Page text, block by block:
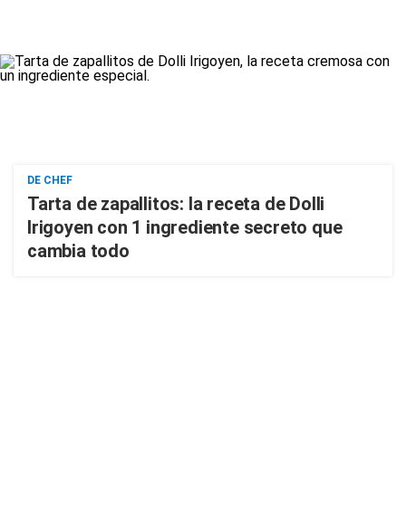
DE CHEF
Tarta de zapallitos: la receta de Dolli
Irigoyen con 1 ingrediente secreto que
cambia todo